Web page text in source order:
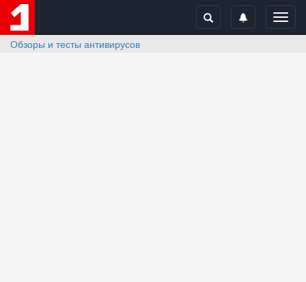
Обзоры и тесты антивирусов